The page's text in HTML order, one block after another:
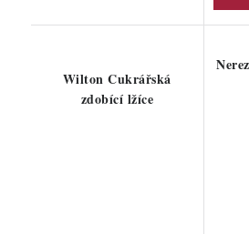
Wilton Cukrářská
zdobící lžíce